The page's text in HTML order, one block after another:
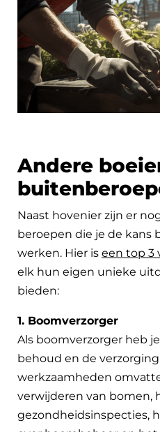
Andere
Naast hovenier zijn er
beroepen die je de kans
werken. Hier is een top 3
elk hun eigen unieke
bieden:
1. Boomverzorger
Als boomverzorger heb
behoud en de
werkzaamheden
verwijderen van bomen,
gezondheidsinspecties,